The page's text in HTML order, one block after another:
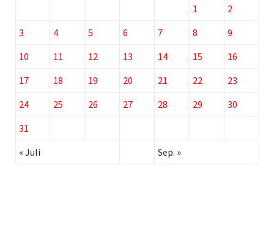
1
2
3
4 5 6 7 8
9
10
11 12 13 14 15
16
17
18 19 20 21 22
23
24
25 26 27 28 29
30
31
« Juli
Sep. »